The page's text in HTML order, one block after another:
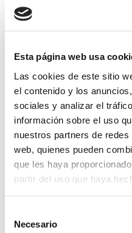
Esta página web usa
Las cookies de este sitio
el contenido y los
sociales y analizar el
información sobre el uso
nuestros partners de
web, quienes pueden
que les haya
partir del uso que haya
Necesario
la
08907
de